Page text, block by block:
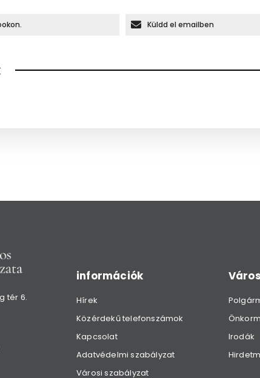
Küldd el emailben
tér 6.
információk
Hírek
Közérdekű telefonszámok
Kapcsolat
Adatvédelmi szabályzat
Városi szabályzat
Irodák